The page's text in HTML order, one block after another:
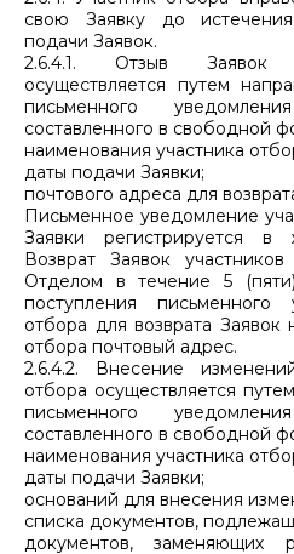
свою Заявку до
подачи Заявок.
2.6.4.1. Отзыв Заявок
осуществляется путем
письменного
составленного в свободной
наименования участника
даты подачи Заявки;
почтового адреса для
Письменное уведомление
Заявки регистрируется в
Возврат Заявок
Отделом в течение 5
поступления письменного
отбора для возврата Заявок
отбора почтовый адрес.
2.6.4.2. Внесение
отбора осуществляется
письменного
составленного в свободной
наименования участника
даты подачи Заявки;
оснований для внесения
списка документов,
документов, заменяющих